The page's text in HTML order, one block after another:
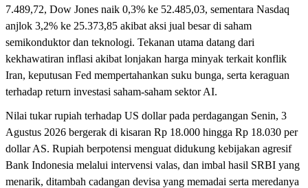
7.489,72, Dow Jones naik 0,3% ke 52.485,03, sementara Nasdaq
anjlok 3,2% ke 25.373,85 akibat aksi jual besar di saham
semikonduktor dan teknologi. Tekanan utama datang dari
kekhawatiran inflasi akibat lonjakan harga minyak terkait konflik
Iran, keputusan Fed mempertahankan suku bunga, serta keraguan
terhadap return investasi saham-saham sektor AI.
Nilai tukar rupiah terhadap US dollar pada perdagangan Senin, 3
Agustus 2026 bergerak di kisaran Rp 18.000 hingga Rp 18.030 per
dollar AS. Rupiah berpotensi menguat didukung kebijakan agresif
Bank Indonesia melalui intervensi valas, dan imbal hasil SRBI yang
menarik, ditambah cadangan devisa yang memadai serta meredanya